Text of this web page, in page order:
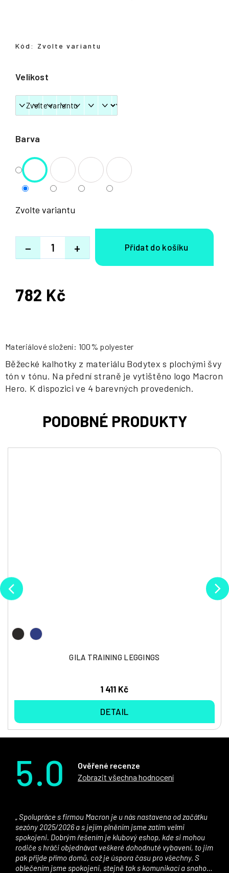
Barva
Velikost
Zvolte variantu
+
−
Kód: Zvolte variantu
782 Kč
Měrná
Materiálové složení: 100% polyester
Běžecké kalhotky z materiálu Bodytex s plochými švy
tón v tónu. Na přední straně je vytištěno logo Macron
Hero. K dispozici ve 4 barevných provedeních.
GILA TRAINING LEGGINGS
1 411 Kč
DETAIL
5.0
Ověřené recenze
Zobrazit všechna hodnocení
sezóny 2025/2026 a s jejím plněním jsme zatím velmi
spokojeni. Dobrým řešením je klubový eshop, kde si mohou
rodiče s hráči objednávat veškeré dohodnuté vybavení, to jim
pak přijde přímo domů, což je úspora času pro všechny. S
oblečením jsme spokojeni, stejně tak s komunikací a snahou